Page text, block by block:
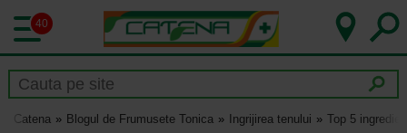
40
Catena Blogul de Frumusete Tonica Ingrijirea tenului Top 5